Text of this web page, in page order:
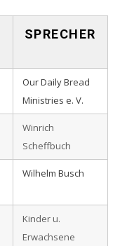
SPRECHER
Our Daily Bread
Ministries e. V.
Winrich
Scheffbuch
Wilhelm Busch
Kinder u.
Erwachsene